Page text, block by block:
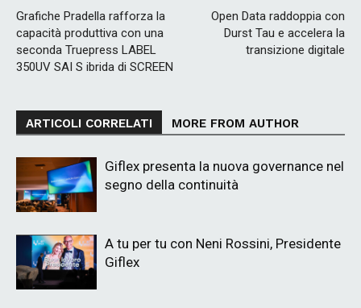
Grafiche Pradella rafforza la
capacità produttiva con una
seconda Truepress LABEL
350UV SAI S ibrida di SCREEN
Open Data raddoppia con
Durst Tau e accelera la
transizione digitale
ARTICOLI CORRELATI MORE FROM AUTHOR
Giflex presenta la nuova governance nel
segno della continuità
A tu per tu con Neni Rossini, Presidente
Giflex